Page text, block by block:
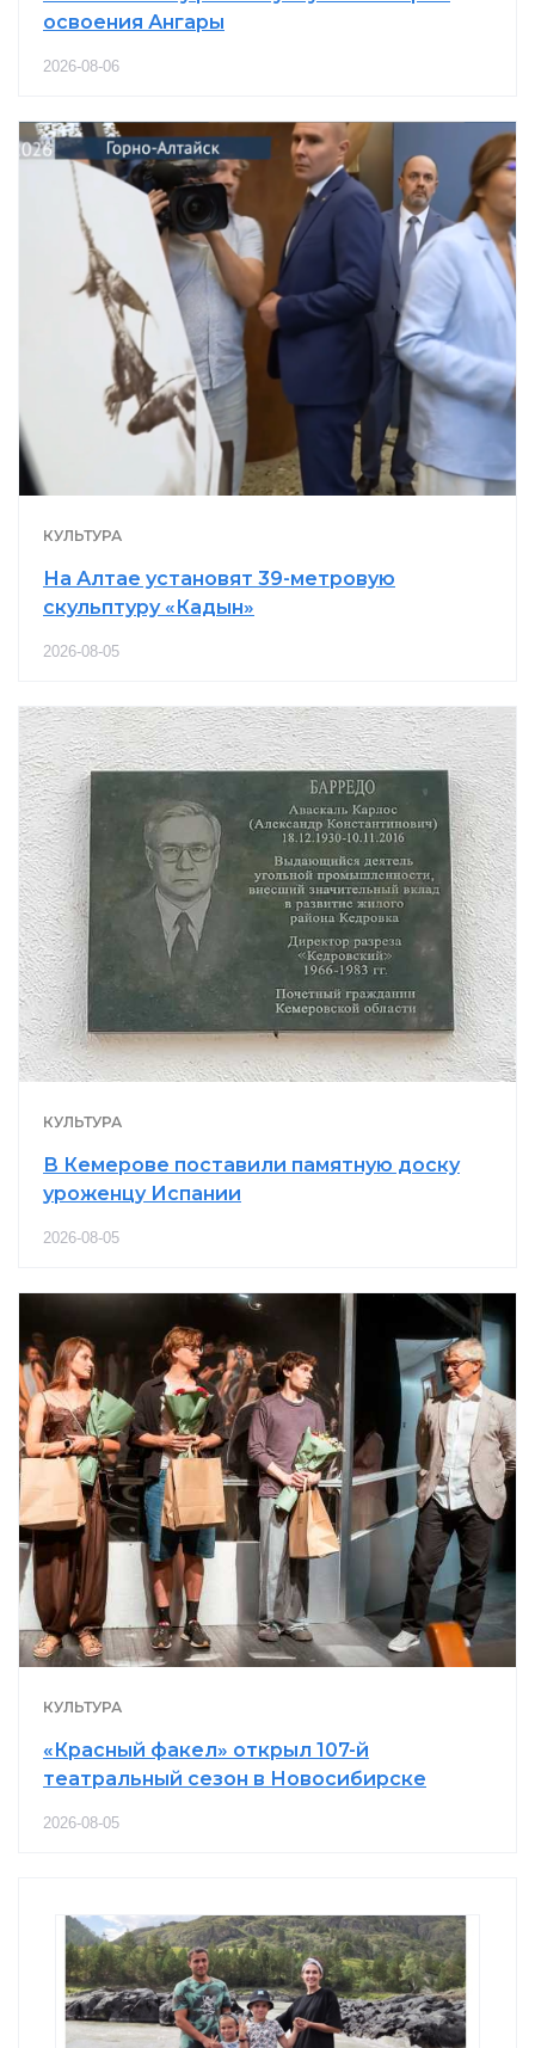
освоения Ангары
2026-08-06
КУЛЬТУРА
На Алтае установят 39-метровую
скульптуру «Кадын»
2026-08-05
КУЛЬТУРА
В Кемерове поставили памятную доску
уроженцу Испании
2026-08-05
КУЛЬТУРА
«Красный факел» открыл 107-й
театральный сезон в Новосибирске
2026-08-05